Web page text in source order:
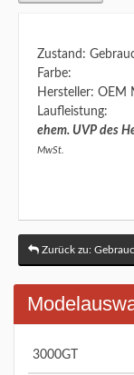
Zustand:
Farbe:
Hersteller: OEM
Laufleistung:
ehem. UVP des
MwSt.
Zurück zu:
3000GT